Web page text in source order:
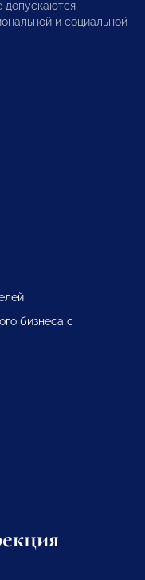
и социальной
бизнеса с